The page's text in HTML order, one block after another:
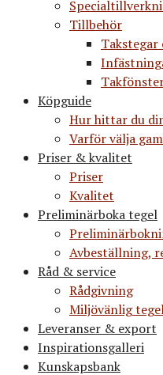
Tillbehör
Takstegar
Köpguide
Hur hittar du
Varför välja
Priser & kvalitet
Priser
Kvalitet
Preliminärboka tegel
Avbeställning,
Råd & service
Rådgivning
Miljövänlig
Leveranser & export
Inspirationsgalleri
Kunskapsbank